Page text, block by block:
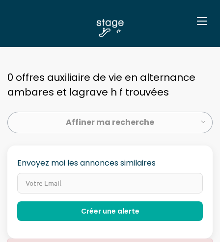
0 offres auxiliaire de vie en alternance
ambares et lagrave h f trouvées
Affiner ma recherche
Envoyez moi les annonces similaires